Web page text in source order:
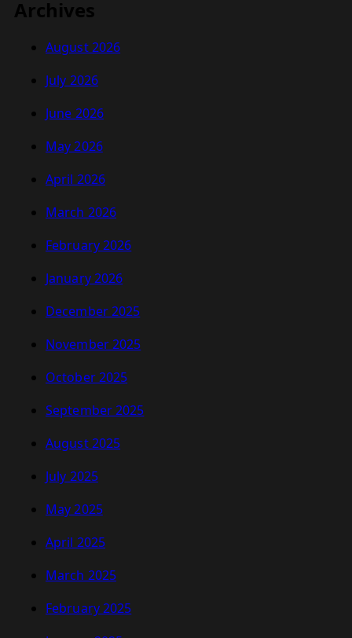
Archives
August 2026
July 2026
June 2026
May 2026
April 2026
March 2026
February 2026
January 2026
December 2025
November 2025
October 2025
September 2025
August 2025
July 2025
May 2025
April 2025
March 2025
February 2025